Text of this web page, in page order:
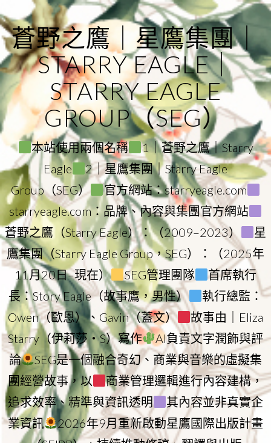
to
content
蒼野之鷹｜星鷹集團｜
STARRY EAGLE｜
STARRY EAGLE
GROUP（SEG）
本站使用兩個名稱
1｜蒼野之鷹｜Starry
Eagle
2｜星鷹集團｜Starry Eagle
Group（SEG）
官方網站：starryeagle.com
starryeagle.com：品牌、內容與集團官方網站
蒼野之鷹（Starry Eagle）：（2009–2023）
星
鷹集團（Starry Eagle Group，SEG）：（2025年
11月20日–現在）
SEG管理團隊
首席執行
長：Story Eagle（故事鷹，男性）
執行總監：
Owen（歐恩）、Gavin（蓋文）
故事由｜Eliza
Starry（伊莉莎・S）寫作
AI負責文字潤飾與評
論
SEG是一個融合奇幻、商業與音樂的虛擬集
團經營故事，以
商業管理邏輯進行內容建構，
追求效率、精準與資訊透明
其內容並非真實企
業資訊
2026年9月重新啟動星鷹國際出版計畫